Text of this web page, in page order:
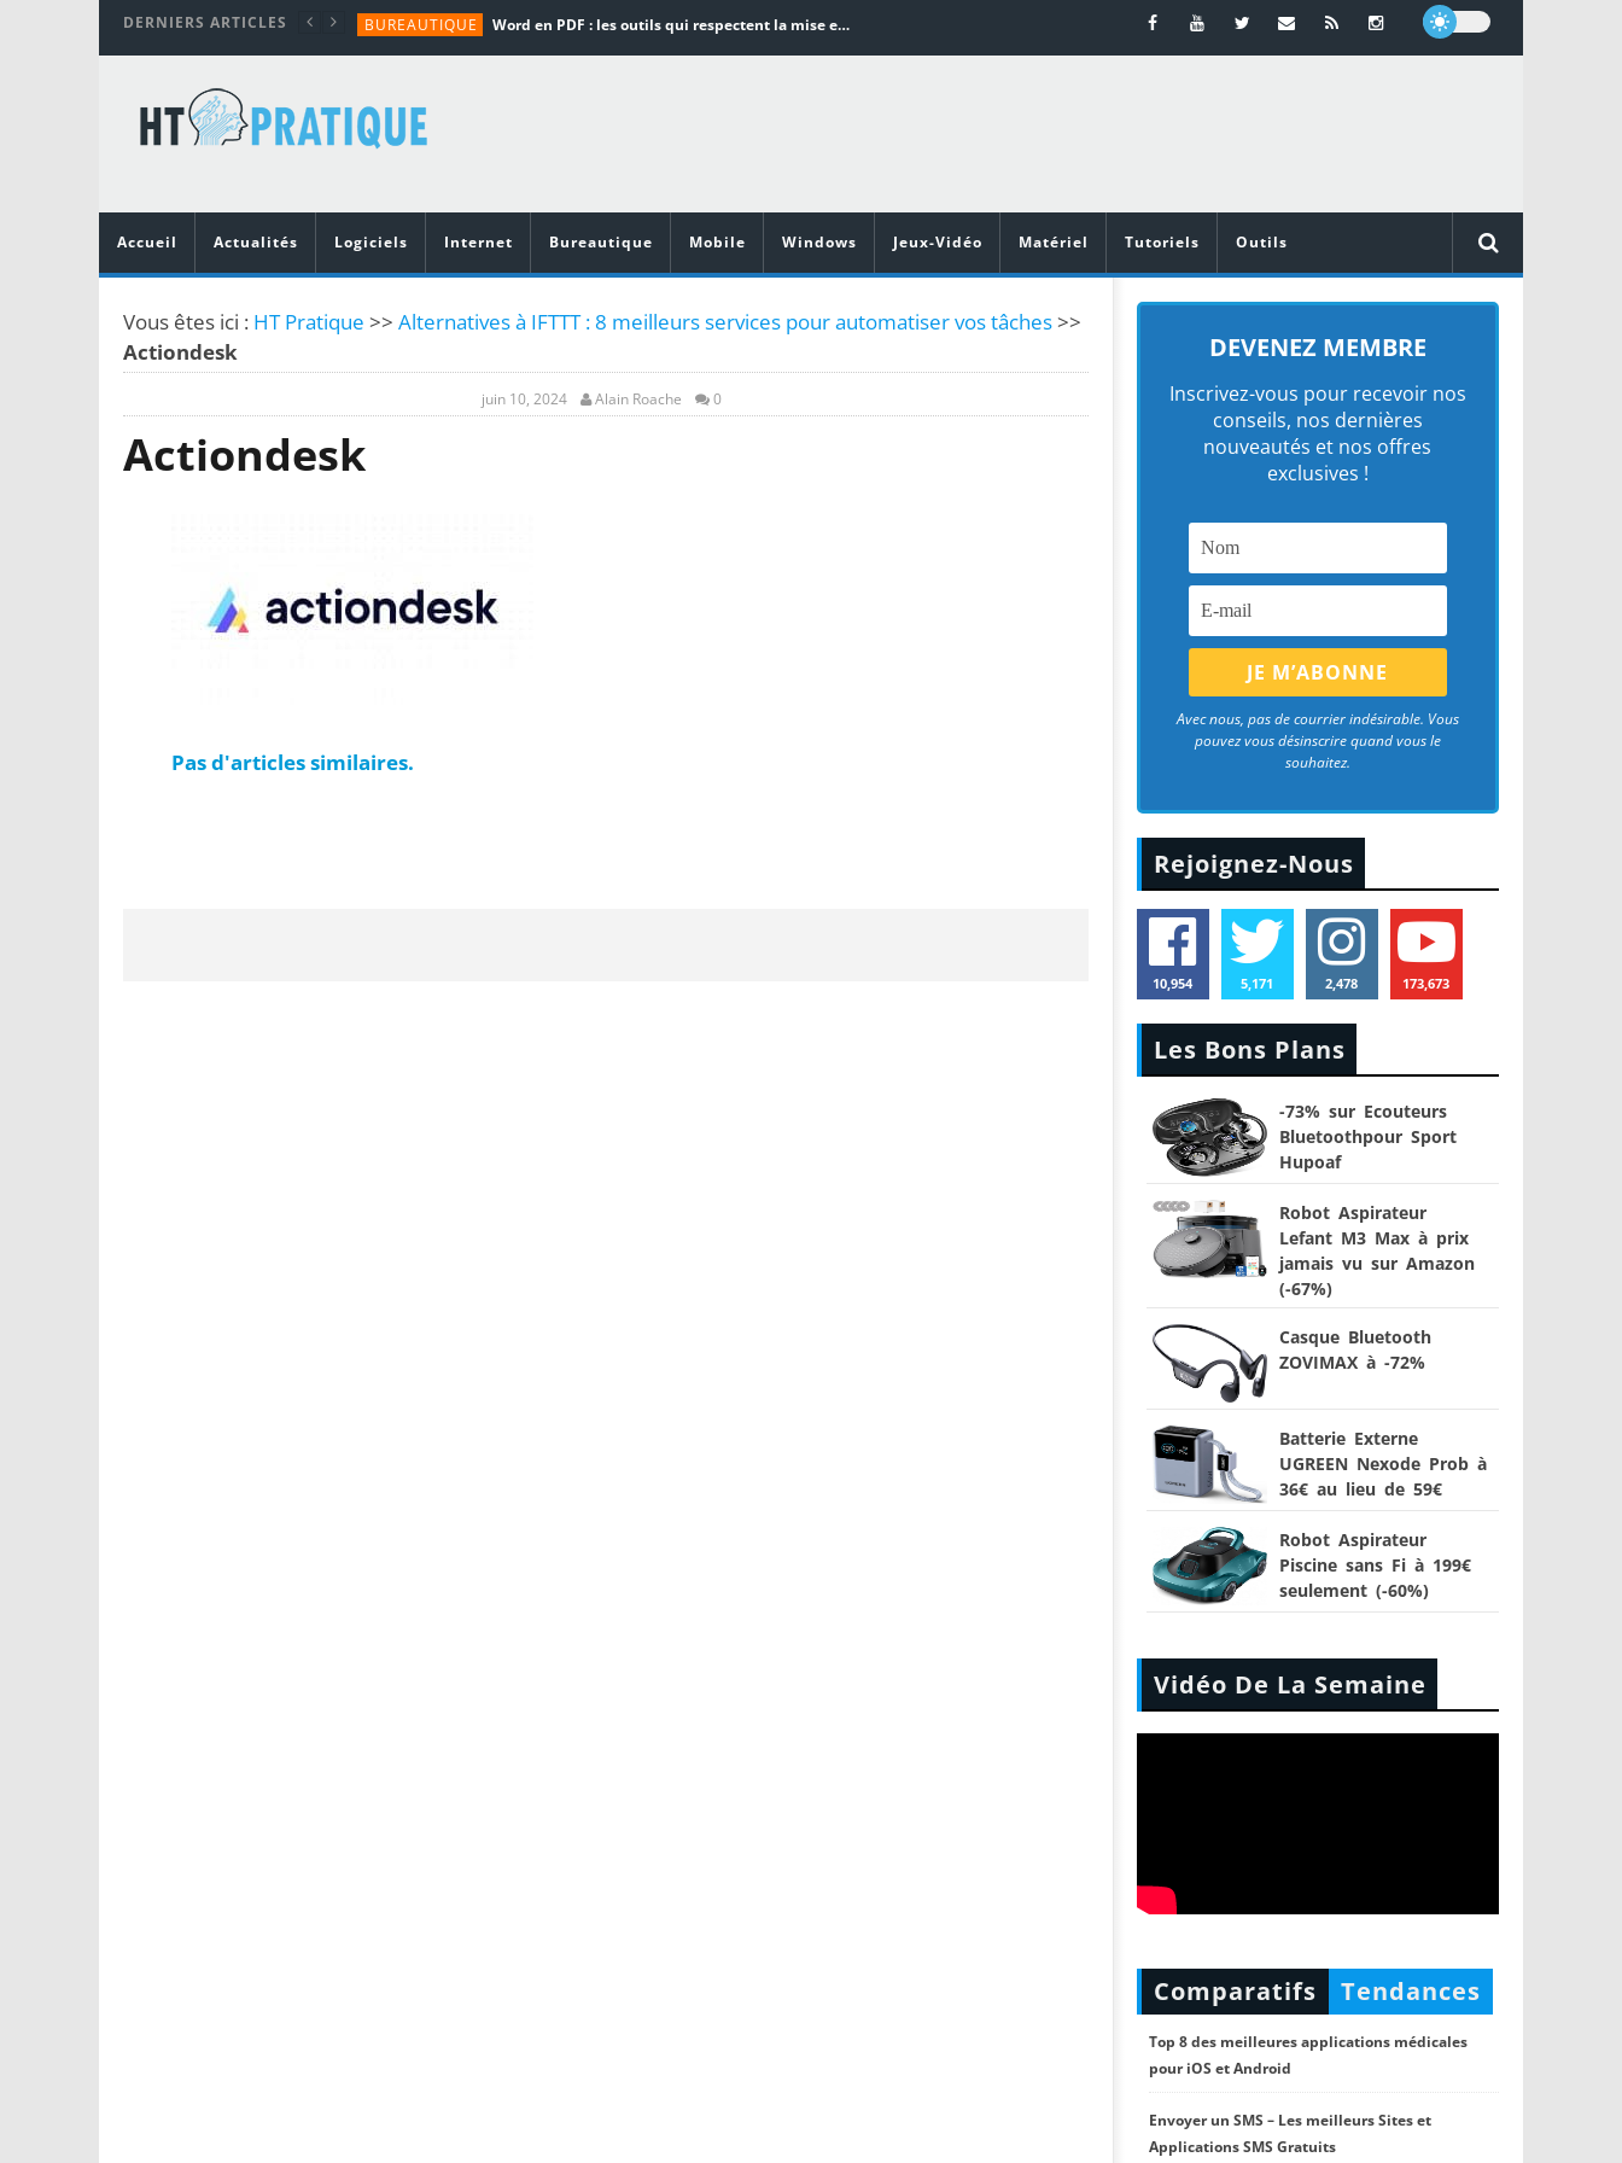
DERNIERS ARTICLES BUREAUTIQUE Word en PDF : les outils qui respectent la mise en page
TUTORIALS
MATÉRIEL
Vidéoprojecteurs Asus : Top 6 des meilleurs modèles de la marque
Accueil
Actualités Logiciels Internet Bureautique Mobile Windows Jeux-Vidéo Matériel Tutoriels Outils
Vous êtes ici : HT Pratique >> Alternatives à IFTTT : 8 meilleurs services pour automatiser vos tâches>>
Actiondesk
juin 10, 2024 Alain Roache 0
Actiondesk
Pas d'articles similaires.
DEVENEZ MEMBRE
Inscrivez-vous pour recevoir nos
conseils, nos dernières
nouveautés et nos offres
exclusives !
Avec nous, pas de courrier indésirable. Vous
pouvez vous désinscrire quand vous le
souhaitez.
Rejoignez-Nous
10,954 5,171 2,478 173,673
Les Bons Plans
-73% sur Ecouteurs
Bluetoothpour Sport
Hupoaf
Robot Aspirateur
Lefant M3 Max à prix
jamais vu sur Amazon
(-67%)
Casque Bluetooth
ZOVIMAX à -72%
Batterie Externe
UGREEN Nexode Prob à
36€ au lieu de 59€
Robot Aspirateur
Piscine sans Fi à 199€
seulement (-60%)
Vidéo De La Semaine
Comparatifs Tendances
Top 8 des meilleures applications médicales
pour iOS et Android
Envoyer un SMS – Les meilleurs Sites et
Applications SMS Gratuits